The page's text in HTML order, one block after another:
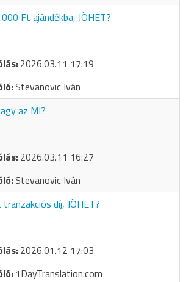
Ft ajándékba, JÖHET?
2026.03.11 17:19
Stevanovic Iván
az MI?
2026.03.11 16:27
Stevanovic Iván
díj, JÖHET?
2026.01.12 17:03
1DayTranslation.com